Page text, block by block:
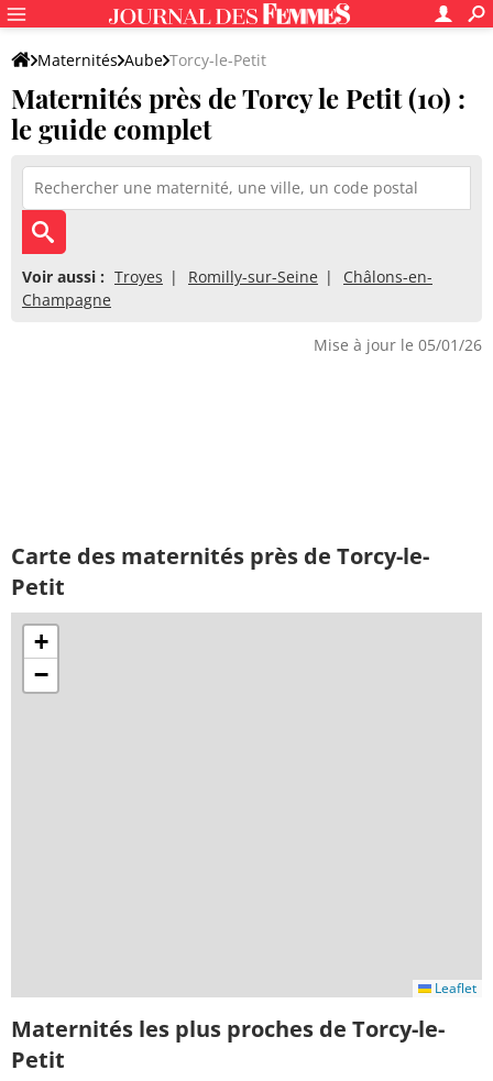
Maternités Aube Torcy-le-Petit
Maternités près de Torcy le Petit (10) :
le guide complet
Voir aussi : Troyes Romilly-sur-Seine
Châlons-en-
Champagne
Mise à jour le 05/01/26
Carte des maternités près de Torcy-le-
Petit
+
−
Leaflet
Maternités les plus proches de Torcy-le-
Petit